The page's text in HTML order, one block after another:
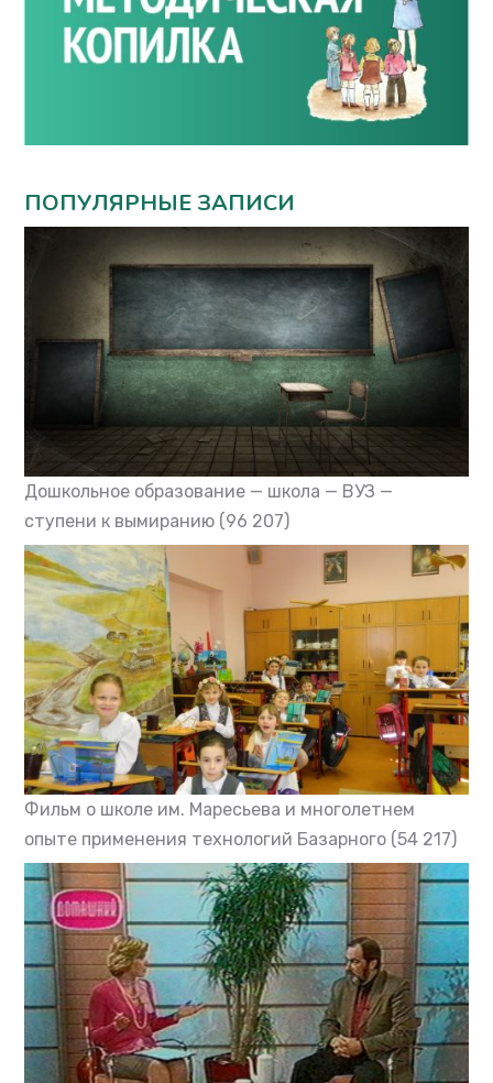
ПОПУЛЯРНЫЕ ЗАПИСИ
Дошкольное образование — школа — ВУЗ —
ступени к вымиранию (96 207)
Фильм о школе им. Маресьева и многолетнем
опыте применения технологий Базарного (54 217)